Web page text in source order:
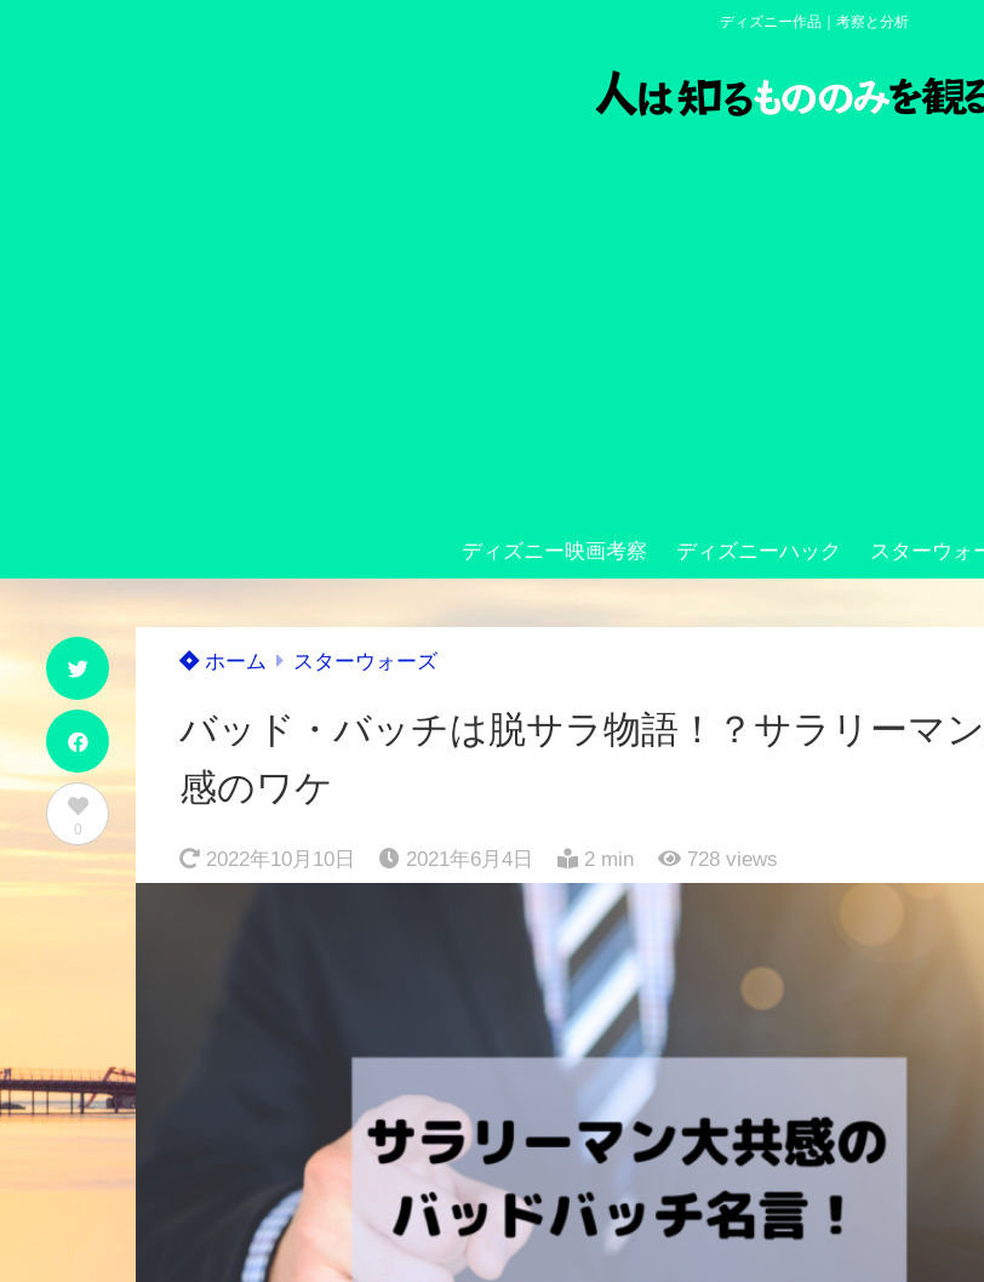
ディズニー作品｜考察と分析
ディズニー映画考察 ディズニーハック スターウォ
0
ホーム スターウォーズ
バッド・バッチは脱サラ物語！？サラリーマ
感のワケ
2022年10月10日 2021年6月4日 2 min 728 views